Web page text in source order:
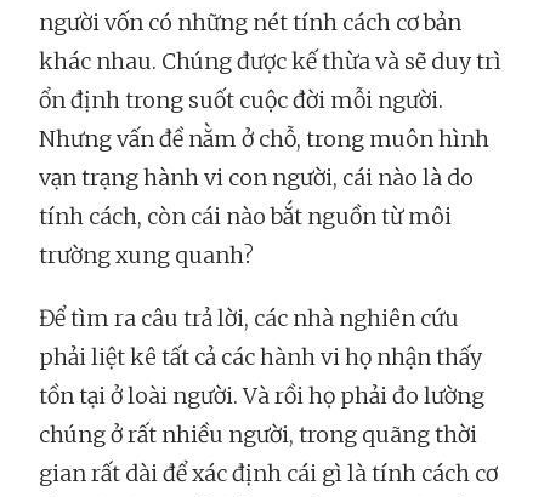
người vốn có những nét tính cách cơ bản
khác nhau. Chúng được kế thừa và sẽ duy trì
ổn định trong suốt cuộc đời mỗi người.
Nhưng vấn đề nằm ở chỗ, trong muôn hình
vạn trạng hành vi con người, cái nào là do
tính cách, còn cái nào bắt nguồn từ môi
trường xung quanh?
Để tìm ra câu trả lời, các nhà nghiên cứu
phải liệt kê tất cả các hành vi họ nhận thấy
tồn tại ở loài người. Và rồi họ phải đo lường
chúng ở rất nhiều người, trong quãng thời
gian rất dài để xác định cái gì là tính cách cơ